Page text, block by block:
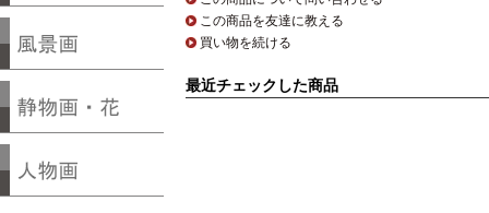
この商品を友達に教える
買い物を続ける
最近チェックした商品